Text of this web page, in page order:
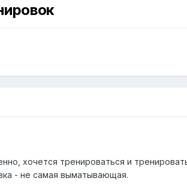
хочется тренироваться и
- не самая выматывающая.